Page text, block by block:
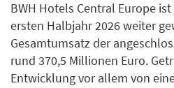
BWH Hotels Central Europe
ersten Halbjahr 2026 weiter
Gesamtumsatz der
rund 370,5 Millionen Euro.
Entwicklung vor allem von